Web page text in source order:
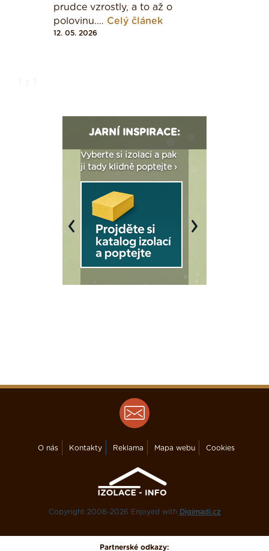
prudce vzrostly, a to až o
polovinu.… Celý článek
12. 05. 2026
JARNÍ INSPIRACE:
Vyberte si izolaci a pak
ji tady klidně poptejte ›
Previous Next
O nás Kontakty Reklama Mapa webu Cookies
Copyright 2008-2026 Enjoyed with Digimadi.cz
Partnerské odkazy: